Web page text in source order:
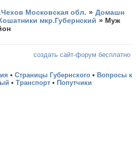
Московская обл. » Домашн
мкр.Губернский » Муж
создать сайт-форум бесплатно
• Страницы Губернского • Вопросы к
• Транспорт • Попутчики